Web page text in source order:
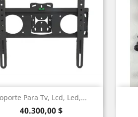
Para Tv, Lcd, Led,...
Precio
40.300,00 $
 Vista rápida